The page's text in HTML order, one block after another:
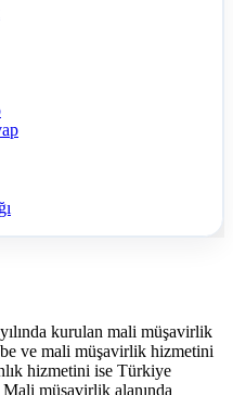
kurulan mali müşavirlik
ve mali müşavirlik hizmetini
hizmetini ise Türkiye
Mali müşavirlik alanında